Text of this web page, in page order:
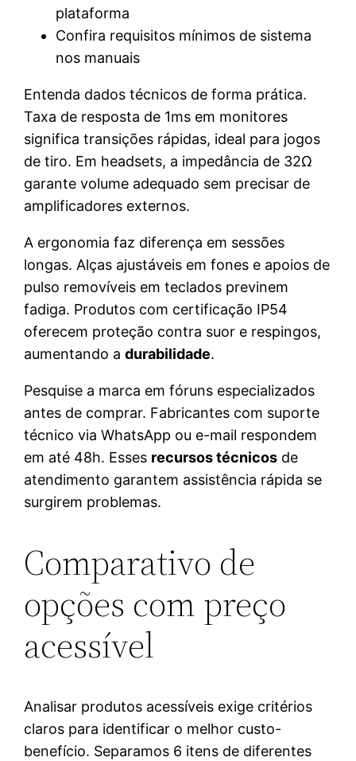
plataforma
Confira requisitos mínimos de sistema
nos manuais
Entenda dados técnicos de forma prática.
Taxa de resposta de 1ms em monitores
significa transições rápidas, ideal para jogos
de tiro. Em headsets, a impedância de 32Ω
garante volume adequado sem precisar de
amplificadores externos.
A ergonomia faz diferença em sessões
longas. Alças ajustáveis em fones e apoios de
pulso removíveis em teclados previnem
fadiga. Produtos com certificação IP54
oferecem proteção contra suor e respingos,
aumentando adurabilidade.
Pesquise a marca em fóruns especializados
antes de comprar. Fabricantes com suporte
técnico via WhatsApp ou e-mail respondem
em até 48h. Esses recursos técnicos de
atendimento garantem assistência rápida se
surgirem problemas.
Comparativo de
opções com preço
acessível
Analisar produtos acessíveis exige critérios
claros para identificar o melhor custo-
benefício. Separamos 6 itens de diferentes